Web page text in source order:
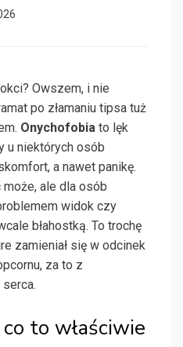
Owszem, i nie
po złamaniu tipsa tuż
Onychofobia to lęk
u niektórych osób
a nawet panikę.
ale dla osób
widok czy
błahostką. To trochę
zamieniał się w odcinek
za to z
to właściwie